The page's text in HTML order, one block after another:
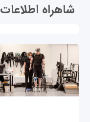
شاهراه اطلاعات